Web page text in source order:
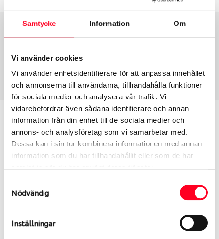
Samtycke Information Om
Vi använder cookies
Vi använder enhetsidentifierare för att anpassa innehållet
och annonserna till användarna, tillhandahålla funktioner
för sociala medier och analysera vår trafik. Vi
vidarebefordrar även sådana identifierare och annan
information från din enhet till de sociala medier och
annons- och analysföretag som vi samarbetar med.
Dessa kan i sin tur kombinera informationen med annan
information som du har tillhandahållit eller som de har
Nödvändig
Inställningar
Däcktyp Däckstorlek
70350
Passar detta däck min bil?
Ange registreringsnummer för att se om det däck
du valt passar din bilmodell. Om du köper däck som
dimensioner. Ibland kan fälgen ha bytts ut under
årens lopp och inte vara samma dimension som